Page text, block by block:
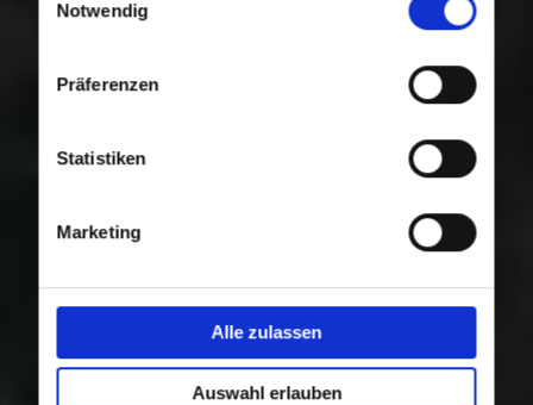
Nutzung der Dienste gesammelt haben.
Notwendig
Präferenzen
Statistiken
Marketing
Alle zulassen
Auswahl erlauben